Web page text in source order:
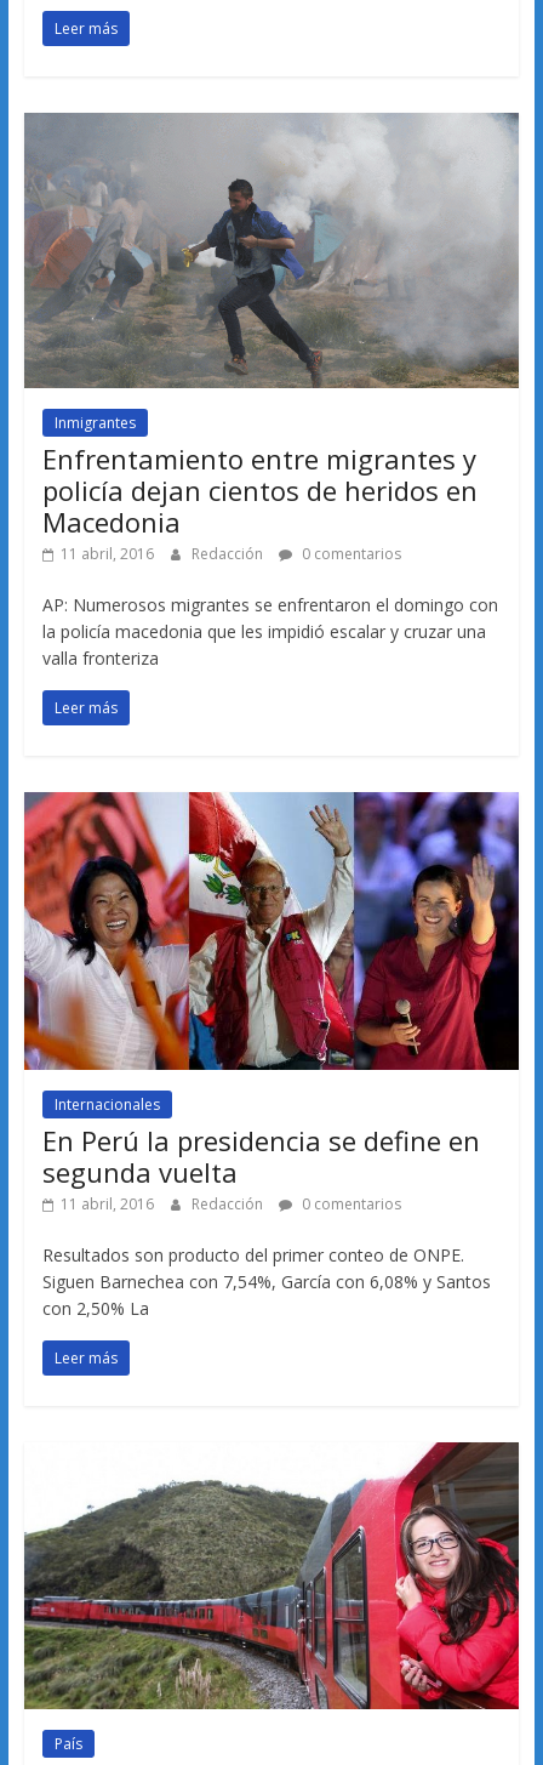
Leer más
Inmigrantes
Enfrentamiento entre migrantes y
policía dejan cientos de heridos en
Macedonia
11 abril, 2016 Redacción 0 comentarios
AP: Numerosos migrantes se enfrentaron el domingo con
la policía macedonia que les impidió escalar y cruzar una
valla fronteriza
Leer más
Internacionales
En Perú la presidencia se define en
segunda vuelta
11 abril, 2016 Redacción 0 comentarios
Resultados son producto del primer conteo de ONPE.
Siguen Barnechea con 7,54%, García con 6,08% y Santos
con 2,50% La
Leer más
País